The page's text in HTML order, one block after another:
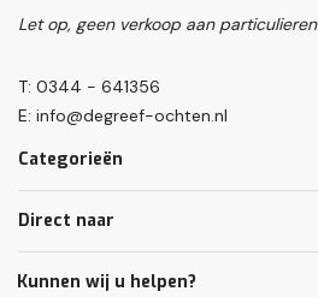
Let op, geen verkoop aan particulieren
T: 0344 - 641356
E: info@degreef-ochten.nl
Categorieën
Direct naar
Kunnen wij u helpen?